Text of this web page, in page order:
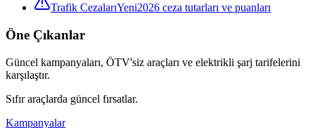
Trafik CezalarıYeni2026 ceza tutarları ve puanları
Öne Çıkanlar
Güncel kampanyaları, ÖTV'siz araçları ve elektrikli şarj tarifelerini
karşılaştır.
Sıfır araçlarda güncel fırsatlar.
Kampanyalar